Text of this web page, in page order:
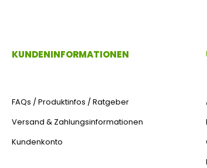
KUNDENINFORMATIONEN
FAQs / Produktinfos / Ratgeber
Versand & Zahlungsinformationen
Kundenkonto